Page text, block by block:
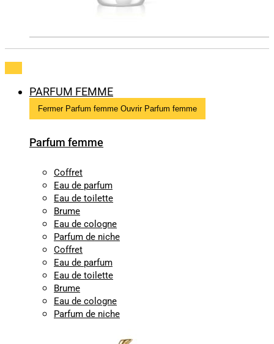
PARFUM FEMME
Fermer Parfum femme Ouvrir Parfum femme
Parfum femme
Coffret
Eau de parfum
Eau de toilette
Brume
Eau de cologne
Parfum de niche
Coffret
Eau de parfum
Eau de toilette
Brume
Eau de cologne
Parfum de niche